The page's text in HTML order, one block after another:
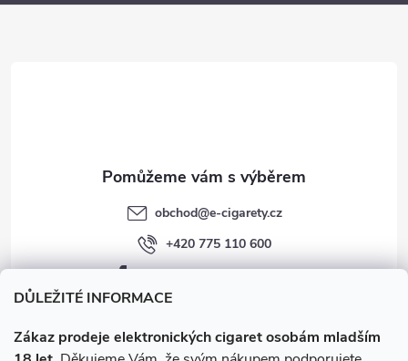
DŮLEŽITÉ INFORMACE
Zákaz prodeje elektronických cigaret osobám mladším
a
obchod@e-cigarety.cz
+420 775 110 600
facebook.com/e-cigarety.cz